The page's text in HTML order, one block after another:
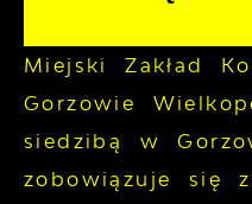
Miejski Zakład
Gorzowie
siedzibą w
zobowiązuje się